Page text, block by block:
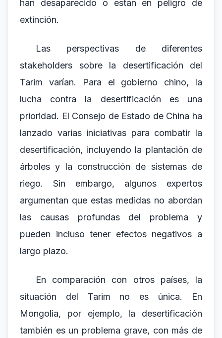
han desaparecido o están en peligro de
extinción.
Las perspectivas de diferentes
stakeholders sobre la desertificación del
Tarim varían. Para el gobierno chino, la
lucha contra la desertificación es una
prioridad. El Consejo de Estado de China ha
lanzado varias iniciativas para combatir la
desertificación, incluyendo la plantación de
árboles y la construcción de sistemas de
riego. Sin embargo, algunos expertos
argumentan que estas medidas no abordan
las causas profundas del problema y
pueden incluso tener efectos negativos a
largo plazo.
En comparación con otros países, la
situación del Tarim no es única. En
Mongolia, por ejemplo, la desertificación
también es un problema grave, con más de